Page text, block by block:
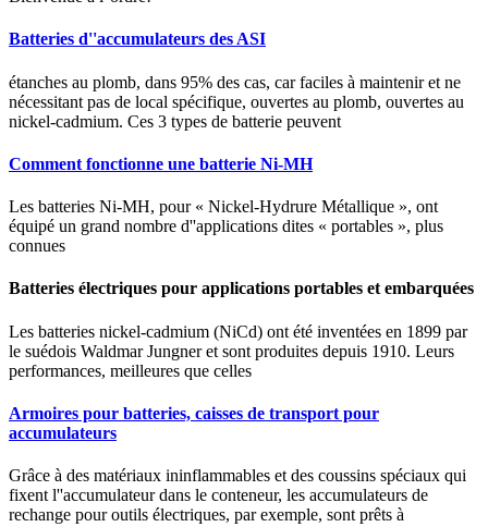
Batteries d''accumulateurs des ASI
étanches au plomb, dans 95% des cas, car faciles à maintenir et ne
nécessitant pas de local spécifique, ouvertes au plomb, ouvertes au
nickel-cadmium. Ces 3 types de batterie peuvent
Comment fonctionne une batterie Ni-MH
Les batteries Ni-MH, pour « Nickel-Hydrure Métallique », ont
équipé un grand nombre d''applications dites « portables », plus
connues
Batteries électriques pour applications portables et embarquées
Les batteries nickel-cadmium (NiCd) ont été inventées en 1899 par
le suédois Waldmar Jungner et sont produites depuis 1910. Leurs
performances, meilleures que celles
Armoires pour batteries, caisses de transport pour
accumulateurs
Grâce à des matériaux ininflammables et des coussins spéciaux qui
fixent l''accumulateur dans le conteneur, les accumulateurs de
rechange pour outils électriques, par exemple, sont prêts à